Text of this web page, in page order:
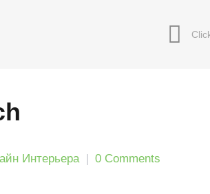
Интерьера 0 Comments